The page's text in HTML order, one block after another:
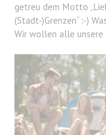
getreu dem Motto
(Stadt-)Grenzen“ :-)
Wir wollen alle unsere